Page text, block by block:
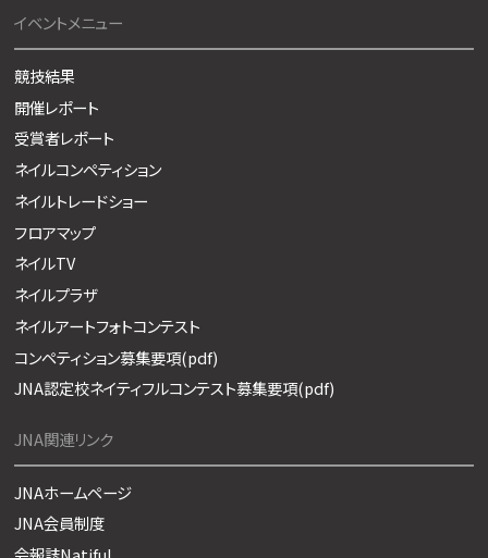
イベントメニュー
競技結果
開催レポート
受賞者レポート
ネイルコンペティション
ネイルトレードショー
フロアマップ
ネイルTV
ネイルプラザ
ネイルアートフォトコンテスト
コンペティション募集要項(pdf)
JNA認定校ネイティフルコンテスト募集要項(pdf)
JNA関連リンク
JNAホームページ
JNA会員制度